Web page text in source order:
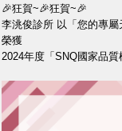
🎉狂賀~🎉狂賀~🎉
李洮俊診所 以「您的專屬
榮獲
2024年度「SNQ國家品